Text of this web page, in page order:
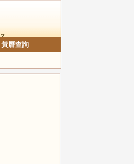
Z
黃曆查詢